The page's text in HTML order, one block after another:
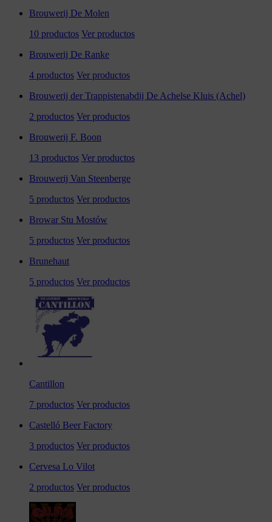
Brouwerij De Molen
10 productos Ver productos
Brouwerij De Ranke
4 productos Ver productos
Brouwerij der Trappistenabdij De Achelse Kluis (Achel)
2 productos Ver productos
Brouwerij F. Boon
13 productos Ver productos
Brouwerij Van Steenberge
5 productos Ver productos
Browar Stu Mostów
5 productos Ver productos
Brunehaut
5 productos Ver productos
Cantillon
7 productos Ver productos
Castelló Beer Factory
3 productos Ver productos
Cervesa Lo Vilot
2 productos Ver productos